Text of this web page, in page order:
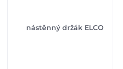
nástěnný držák ELCO